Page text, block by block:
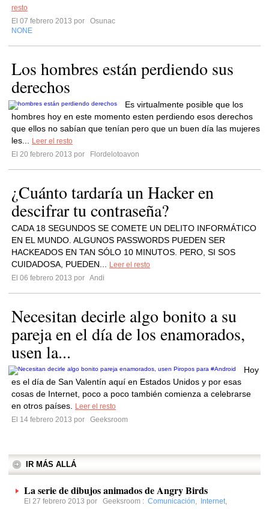
resto
El 07 febrero 2013 por
Osunac
NONE
Los hombres están perdiendo sus
derechos
Es virtualmente posible que los
hombres hoy en este momento esten perdiendo esos derechos
que ellos no sabían que tenían pero que un buen día las mujeres
les...
Leer el resto
El 20 febrero 2013 por
Flordelotoavon
¿Cuánto tardaría un Hacker en
descifrar tu contraseña?
CADA 18 SEGUNDOS SE COMETE UN DELITO INFORMÁTICO
EN EL MUNDO. ALGUNOS PASSWORDS PUEDEN SER
HACKEADOS EN TAN SÓLO 10 MINUTOS. PERO, SI SOS
CUIDADOSA, PUEDEN...
Leer el resto
El 06 febrero 2013 por Andi
Necesitan decirle algo bonito a su
pareja en el día de los enamorados,
usen la...
Hoy
es el día de San Valentín aquí en Estados Unidos y por esas
cosas de Internet, poco a poco también comienza a celebrarse
en otros países.
Leer el resto
El 14 febrero 2013 por
Geeksroom
IR MÁS ALLÁ
La serie de dibujos animados de Angry Birds
El 27 febrero 2013 por Geeksroom : Comunicación, Internet,